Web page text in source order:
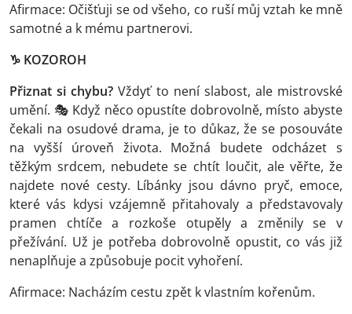
Afirmace: Očišťuji se od všeho, co ruší můj vztah ke mně
samotné a k mému partnerovi.
♑ KOZOROH
Přiznat si chybu? Vždyť to není slabost, ale mistrovské
umění. 🎭 Když něco opustíte dobrovolně, místo abyste
čekali na osudové drama, je to důkaz, že se posouváte
na vyšší úroveň života. Možná budete odcházet s
těžkým srdcem, nebudete se chtít loučit, ale věřte, že
najdete nové cesty. Líbánky jsou dávno pryč, emoce,
které vás kdysi vzájemně přitahovaly a představovaly
pramen chtíče a rozkoše otupěly a změnily se v
přežívání. Už je potřeba dobrovolně opustit, co vás již
nenaplňuje a způsobuje pocit vyhoření.
Afirmace: Nacházím cestu zpět k vlastním kořenům.